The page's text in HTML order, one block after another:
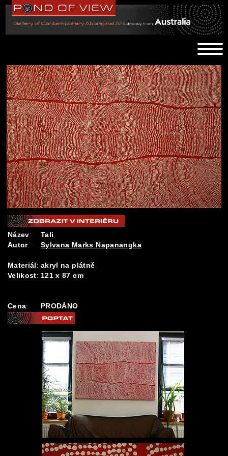
Název:
Tali
Autor: Sylvana Marks Napanangka
Materiál: akryl na plátně
Velikost: 121 x 87 cm
Cena: PRODÁNO